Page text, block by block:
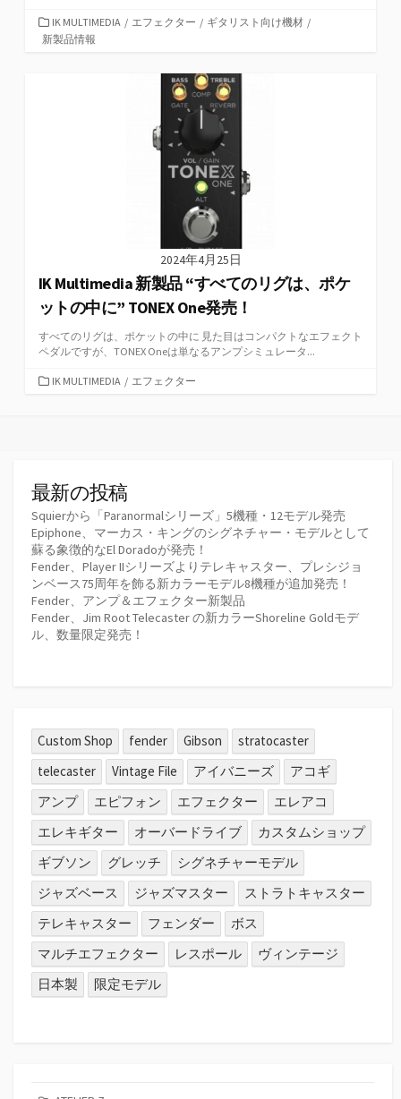
カ
テ
IK MULTIMEDIA / エフェクター / ギタリスト向け機材 /
新製品情報
2024年4月25日
IK Multimedia 新製品 “すべてのリグは、ポケ
ットの中に” TONEX One発売！
すべてのリグは、ポケットの中に 見た目はコンパクトなエフェクト
ペダルですが、TONEX Oneは単なるアンプシミュレータ...
カIK MULTIMEDIA / エフェクター
最新の投稿
Squierから「Paranormalシリーズ」5機種・12モデル発売
Epiphone、マーカス・キングのシグネチャー・モデルとして
蘇る象徴的なEl Doradoが発売！
Fender、Player IIシリーズよりテレキャスター、プレシジョ
ンベース75周年を飾る新カラーモデル8機種が追加発売！
Fender、アンプ＆エフェクター新製品
Fender、Jim Root Telecaster の新カラーShoreline Goldモデ
ル、数量限定発売！
Custom Shop fender Gibson
stratocaster
telecaster
Vintage File アイバニーズ
アコギ
アンプ
エピフォン エフェクター
エレアコ
エレキギター
オーバードライブ
カスタムショップ
ギブソン
グレッチ
シグネチャーモデル
ジャズベース
ジャズマスター
ストラトキャスター
テレキャスター
フェンダー
ボス
マルチエフェクター
レスポール
ヴィンテージ
日本製
限定モデル